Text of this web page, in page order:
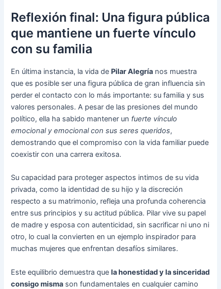
Reflexión final: Una figura pública
que mantiene un fuerte vínculo
con su familia
En última instancia, la vida de Pilar Alegría nos muestra
que es posible ser una figura pública de gran influencia sin
perder el contacto con lo más importante: su familia y sus
valores personales. A pesar de las presiones del mundo
político, ella ha sabido mantener un fuerte vínculo
emocional y emocional con sus seres queridos,
demostrando que el compromiso con la vida familiar puede
coexistir con una carrera exitosa.
Su capacidad para proteger aspectos intimos de su vida
privada, como la identidad de su hijo y la discreción
respecto a su matrimonio, refleja una profunda coherencia
entre sus principios y su actitud pública. Pilar vive su papel
de madre y esposa con autenticidad, sin sacrificar ni uno ni
otro, lo cual la convierten en un ejemplo inspirador para
muchas mujeres que enfrentan desafíos similares.
Este equilibrio demuestra quela honestidad y la sinceridad
consigo misma son fundamentales en cualquier camino